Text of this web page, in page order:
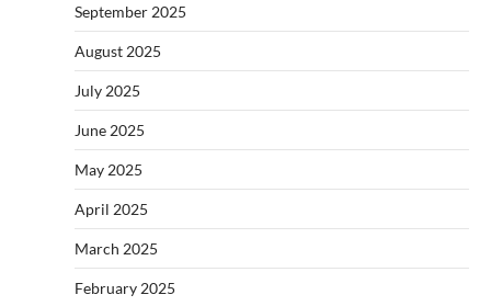
September 2025
August 2025
July 2025
June 2025
May 2025
April 2025
March 2025
February 2025